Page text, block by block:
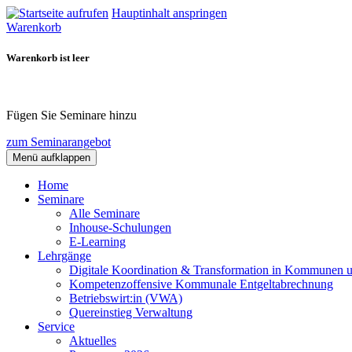
Hauptinhalt anspringen
Warenkorb
Warenkorb ist leer
Fügen Sie Seminare hinzu
zum Seminarangebot
Menü aufklappen
Home
Seminare
Alle Seminare
Inhouse-Schulungen
E-Learning
Lehrgänge
Digitale Koordination & Transformation in Kommunen
Kompetenzoffensive Kommunale Entgeltabrechnung
Betriebswirt:in (VWA)
Quereinstieg Verwaltung
Service
Aktuelles